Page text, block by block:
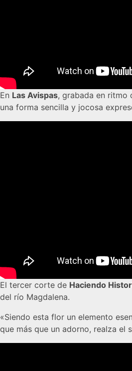
En Las Avispas, grabada en ritmo
una forma sencilla y jocosa
El tercer corte de Haciendo
del río Magdalena.
«Siendo esta flor un elemento
que más que un adorno, realza el